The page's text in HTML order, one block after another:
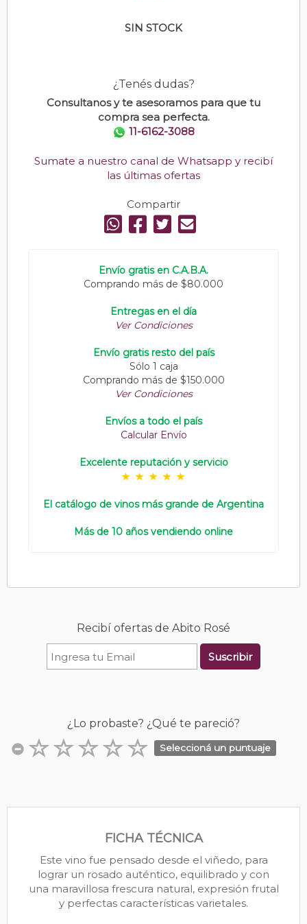
SIN STOCK
¿Tenés dudas?
Consultanos y te asesoramos para que tu
compra sea perfecta.
11-6162-3088
Sumate a nuestro canal de Whatsapp y recibí
las últimas ofertas
Compartir
Envío gratis en C.A.B.A.
Comprando más de $80.000
Entregas en el día
Ver Condiciones
Envío gratis resto del país
Sólo 1 caja
Comprando más de $150.000
Ver Condiciones
Envíos a todo el país
Calcular Envío
Excelente reputación y servicio
El catálogo de vinos más grande de Argentina
Más de 10 años vendiendo online
Recibí ofertas de Abito Rosé
Suscribir
¿Lo probaste? ¿Qué te pareció?
Seleccioná un puntuaje
FICHA TÉCNICA
Este vino fue pensado desde el viñedo, para
lograr un rosado auténtico, equilibrado y con
una maravillosa frescura natural, expresión frutal
y perfectas características varietales.